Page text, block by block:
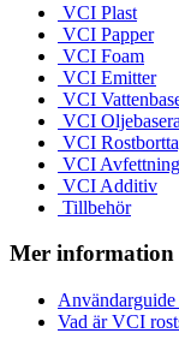
VCI Plast
VCI Papper
VCI Foam
VCI Emitter
VCI
VCI
VCI
VCI
VCI Additiv
Tillbehör
Mer information
Vad är VCI